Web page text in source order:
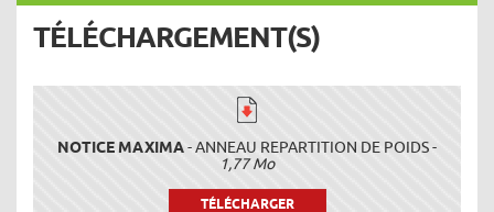
TÉLÉCHARGEMENT(S)
NOTICE MAXIMA- ANNEAU REPARTITION DE POIDS -
1,77 Mo
TÉLÉCHARGER